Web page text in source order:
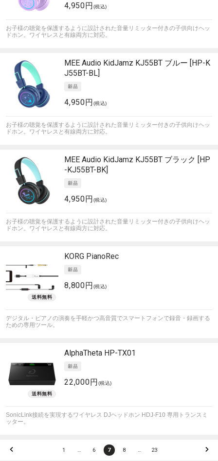
4,950円 (税込)
お子様の聴覚を保護するように設計された音量リミッター付きの子供向けヘッ
ドホン。ワイヤレスと有線両方に対応。
MEE Audio KidJamz KJ55BT ブルー [HP-K
J55BT-BL]
4,950円 (税込)
お子様の聴覚を保護するように設計された音量リミッター付きの子供向けヘッ
ドホン。ワイヤレスと有線両方に対応。
MEE Audio KidJamz KJ55BT ブラック [HP
-KJ55BT-BK]
4,950円 (税込)
お子様の聴覚を保護するように設計された音量リミッター付きの子供向けヘッ
ドホン。ワイヤレスと有線両方に対応。
KORG PianoRec
8,800円 (税込)
デジタル・ピアノの演奏を手軽かつ高音質でスマートフォンで録音・録画する
ための専用ツール。
AlphaTheta HP-TX01
22,000円 (税込)
SonicLink接続を実現するワイヤレス DJヘッドホン HDJ-F10 専用トランスミ
ッター。
1 … 6 7 8 … 23